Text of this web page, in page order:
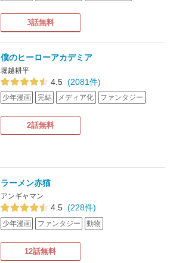
3話無料
僕のヒーローアカデミア
堀越耕平
4.5 (2081件)
少年漫画 完結 メディア化 ファンタジー
2話無料
ラーメン赤猫
アンギャマン
4.5 (228件)
少年漫画 ファンタジー 動物
12話無料